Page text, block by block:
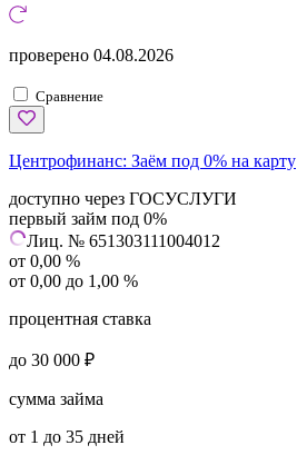
проверено 04.08.2026
Сравнение
Центрофинанс: Заём под 0% на карту
доступно через ГОСУСЛУГИ
первый займ под 0%
Лиц. № 651303111004012
от 0,00 %
от 0,00 до 1,00 %
процентная ставка
до 30 000 ₽
сумма займа
от 1 до 35 дней